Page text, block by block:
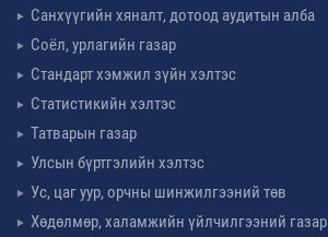
Санхүүгийн хяналт, дотоод аудитын алба
Соёл, урлагийн газар
Стандарт хэмжил зүйн хэлтэс
Статистикийн хэлтэс
Татварын газар
Улсын бүртгэлийн хэлтэс
Ус, цаг уур, орчны шинжилгээний төв
Хөдөлмөр, халамжийн үйлчилгээний газар